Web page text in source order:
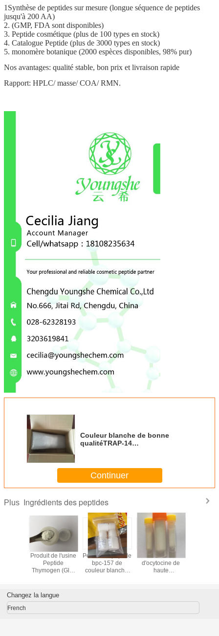
1Synthèse de peptides sur mesure (longue séquence de peptides
jusqu'à 200 AA)
2. (GMP, FDA sont disponibles)
3. Peptide cosmétique (plus de 100 types en stock)
4. Catalogue Peptide (plus de 3000 types en stock)
5. monomère botanique (2000 espèces disponibles, 98% pur)
Nos avantages: qualité stable, bon prix et livraison rapide
Rapport: HPLC/ masse/ COA/ RMN.
Couleur blanche de bonne
qualitéTRAP-14
Continuer
Plus Ingrédients des peptides
Produit de l'usine
Peptide
Thymogen (Glu-
Pentadecapeptide
bpc-157 de
couleur blanche,
Acétate
d'ocytocine de
haute
synthétique de
Changez la langue
French